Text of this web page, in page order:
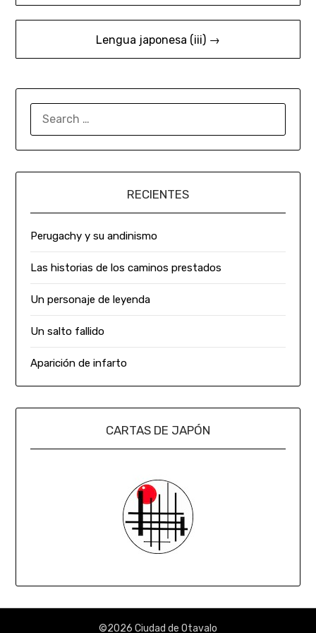
Lengua japonesa (iii) →
RECIENTES
Perugachy y su andinismo
Las historias de los caminos prestados
Un personaje de leyenda
Un salto fallido
Aparición de infarto
CARTAS DE JAPÓN
©2026 Ciudad de Otavalo